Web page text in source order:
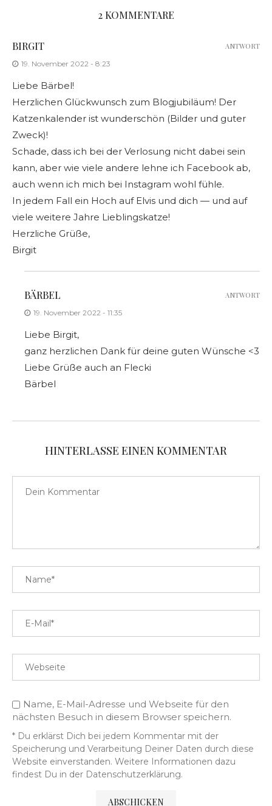
2 KOMMENTARE
BIRGIT
19. November 2022 - 8:23
Liebe Bärbel!
Herzlichen Glückwunsch zum Blogjubiläum! Der
Katzenkalender ist wunderschön (Bilder und guter
Zweck)!
Schade, dass ich bei der Verlosung nicht dabei sein
kann, aber wie viele andere lehne ich Facebook ab,
auch wenn ich mich bei Instagram wohl fühle.
In jedem Fall ein Hoch auf Elvis und dich — und auf
viele weitere Jahre Lieblingskatze!
Herzliche Grüße,
Birgit
ANTWORT
BÄRBEL
19. November 2022 - 11:35
Liebe Birgit,
ganz herzlichen Dank für deine guten Wünsche <3
Liebe Grüße auch an Flecki
Bärbel
ANTWORT
HINTERLASSE EINEN KOMMENTAR
Name, E-Mail-Adresse und Webseite für den
nächsten Besuch in diesem Browser speichern.
* Du erklärst Dich bei jedem Kommentar mit der
Speicherung und Verarbeitung Deiner Daten durch diese
Website einverstanden. Weitere Informationen dazu
findest Du in der Datenschutzerklärung.